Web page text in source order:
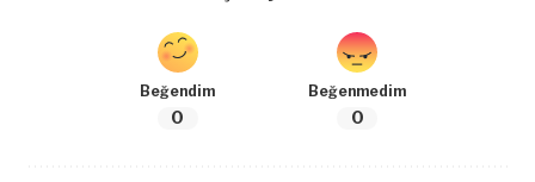
Beğendim
0
Beğenmedim
0